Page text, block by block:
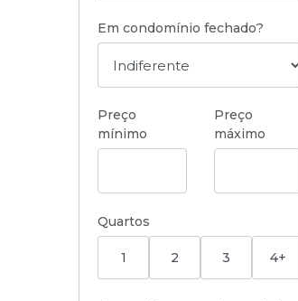
Em condomínio fechado?
Preço
mínimo
Preço
máximo
Quartos
1 2 3 4+